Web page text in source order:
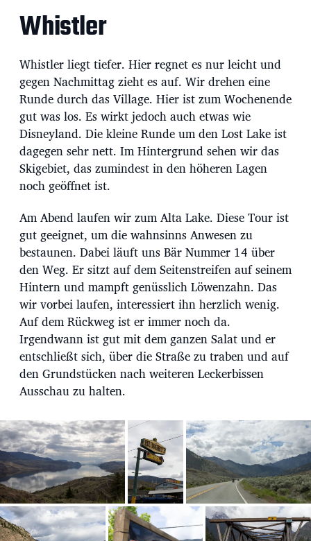
Whistler
Whistler liegt tiefer. Hier regnet es nur leicht und
gegen Nachmittag zieht es auf. Wir drehen eine
Runde durch das Village. Hier ist zum Wochenende
gut was los. Es wirkt jedoch auch etwas wie
Disneyland. Die kleine Runde um den Lost Lake ist
dagegen sehr nett. Im Hintergrund sehen wir das
Skigebiet, das zumindest in den höheren Lagen
noch geöffnet ist.
Am Abend laufen wir zum Alta Lake. Diese Tour ist
gut geeignet, um die wahnsinns Anwesen zu
bestaunen. Dabei läuft uns Bär Nummer 14 über
den Weg. Er sitzt auf dem Seitenstreifen auf seinem
Hintern und mampft genüsslich Löwenzahn. Das
wir vorbei laufen, interessiert ihn herzlich wenig.
Auf dem Rückweg ist er immer noch da.
Irgendwann ist gut mit dem ganzen Salat und er
entschließt sich, über die Straße zu traben und auf
den Grundstücken nach weiteren Leckerbissen
Ausschau zu halten.